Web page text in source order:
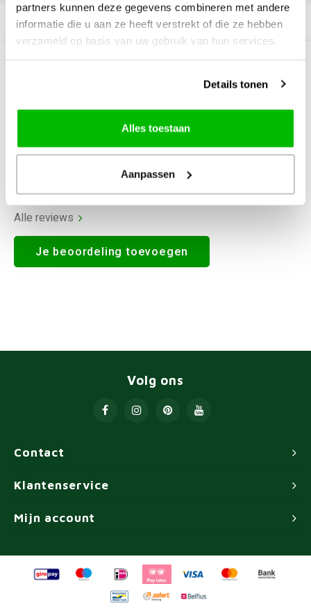
partners kunnen deze gegevens combineren met andere
informatie die u aan ze heeft verstrekt of die ze hebben
verzameld op basis van uw gebruik van hun services.
Details tonen
Alles toestaan
Aanpassen
Productomschrijving
0Reviews
Alle reviews
Je beoordeling toevoegen
Contact
Volg ons
Klantenservice
Mijn account